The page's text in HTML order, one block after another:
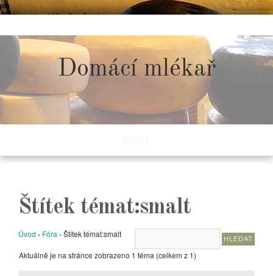
to
content
Domácí mlékař
Štítek témat:smalt
Úvod › Fóra › Štítek témat:smalt
Aktuálně je na stránce zobrazeno 1 téma (celkem z 1)